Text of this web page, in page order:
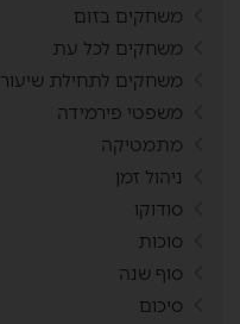
משחקים בזום
משחקים לכל עת
משחקים לתחילת שיעור
משפטי פירמידה
מתמטיקה
ניהול זמן
סודוקו
סוכות
סוף שנה
סיכום